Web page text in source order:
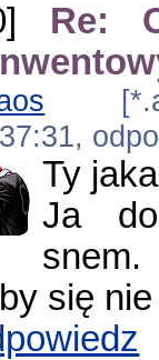
Re:
Ty
Ja
snem.
się